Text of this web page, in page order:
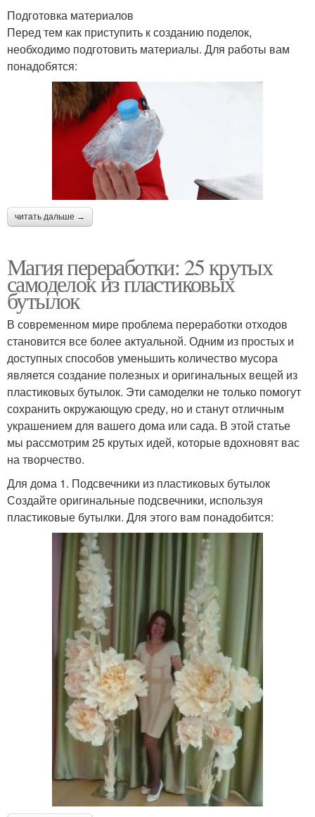
Подготовка материалов
Перед тем как приступить к созданию поделок,
необходимо подготовить материалы. Для работы вам
понадобятся:
читать дальше →
Магия переработки: 25 крутых
самоделок из пластиковых
бутылок
В современном мире проблема переработки отходов
становится все более актуальной. Одним из простых и
доступных способов уменьшить количество мусора
является создание полезных и оригинальных вещей из
пластиковых бутылок. Эти самоделки не только помогут
сохранить окружающую среду, но и станут отличным
украшением для вашего дома или сада. В этой статье
мы рассмотрим 25 крутых идей, которые вдохновят вас
на творчество.
Для дома 1. Подсвечники из пластиковых бутылок
Создайте оригинальные подсвечники, используя
пластиковые бутылки. Для этого вам понадобится: